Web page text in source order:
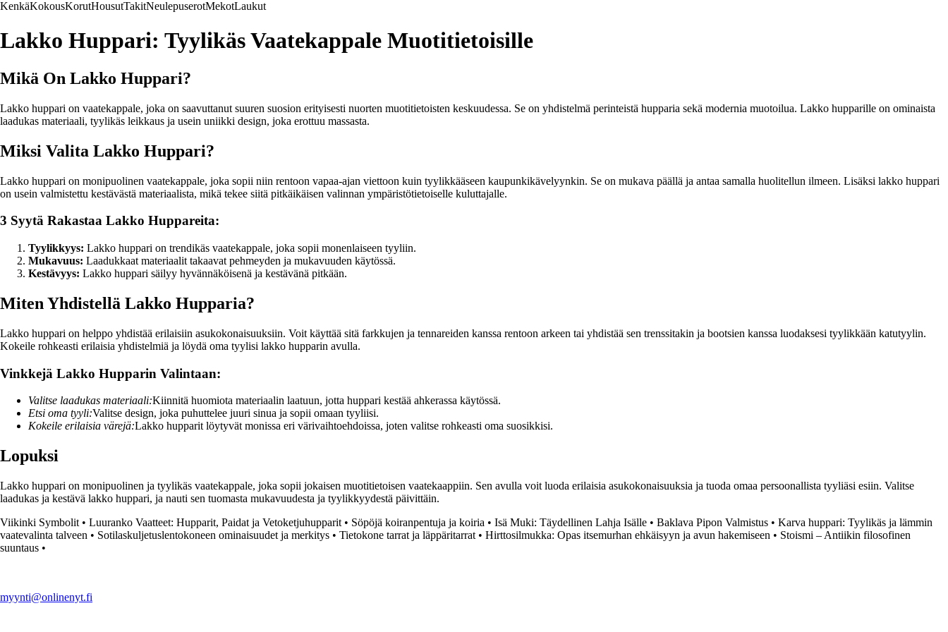
KenkäKokousKorutHousutTakitNeulepuserotMekotLaukut
Lakko Huppari: Tyylikäs Vaatekappale Muotitietoisille
Mikä On Lakko Huppari?
Lakko huppari on vaatekappale, joka on saavuttanut suuren suosion erityisesti nuorten muotitietoisten keskuudessa. Se on yhdistelmä perinteistä hupparia sekä modernia muotoilua. Lakko hupparille on ominaista
laadukas materiaali, tyylikäs leikkaus ja usein uniikki design, joka erottuu massasta.
Miksi Valita Lakko Huppari?
Lakko huppari on monipuolinen vaatekappale, joka sopii niin rentoon vapaa-ajan viettoon kuin tyylikkääseen kaupunkikävelyynkin. Se on mukava päällä ja antaa samalla huolitellun ilmeen. Lisäksi lakko huppari
on usein valmistettu kestävästä materiaalista, mikä tekee siitä pitkäikäisen valinnan ympäristötietoiselle kuluttajalle.
3 Syytä Rakastaa Lakko Huppareita:
Tyylikkyys: Lakko huppari on trendikäs vaatekappale, joka sopii monenlaiseen tyyliin.
Mukavuus: Laadukkaat materiaalit takaavat pehmeyden ja mukavuuden käytössä.
Kestävyys: Lakko huppari säilyy hyvännäköisenä ja kestävänä pitkään.
Miten Yhdistellä Lakko Hupparia?
Lakko huppari on helppo yhdistää erilaisiin asukokonaisuuksiin. Voit käyttää sitä farkkujen ja tennareiden kanssa rentoon arkeen tai yhdistää sen trenssitakin ja bootsien kanssa luodaksesi tyylikkään katutyylin.
Kokeile rohkeasti erilaisia yhdistelmiä ja löydä oma tyylisi lakko hupparin avulla.
Vinkkejä Lakko Hupparin Valintaan:
Valitse laadukas materiaali:Kiinnitä huomiota materiaalin laatuun, jotta huppari kestää ahkerassa käytössä.
Etsi oma tyyli:Valitse design, joka puhuttelee juuri sinua ja sopii omaan tyyliisi.
Kokeile erilaisia värejä:Lakko hupparit löytyvät monissa eri värivaihtoehdoissa, joten valitse rohkeasti oma suosikkisi.
Lopuksi
Lakko huppari on monipuolinen ja tyylikäs vaatekappale, joka sopii jokaisen muotitietoisen vaatekaappiin. Sen avulla voit luoda erilaisia asukokonaisuuksia ja tuoda omaa persoonallista tyyliäsi esiin. Valitse
laadukas ja kestävä lakko huppari, ja nauti sen tuomasta mukavuudesta ja tyylikkyydestä päivittäin.
Viikinki Symbolit • Luuranko Vaatteet: Hupparit, Paidat ja Vetoketjuhupparit • Söpöjä koiranpentuja ja koiria • Isä Muki: Täydellinen Lahja Isälle • Baklava Pipon Valmistus • Karva huppari: Tyylikäs ja lämmin
vaatevalinta talveen • Sotilaskuljetuslentokoneen ominaisuudet ja merkitys • Tietokone tarrat ja läppäritarrat • Hirttosilmukka: Opas itsemurhan ehkäisyyn ja avun hakemiseen • Stoismi – Antiikin filosofinen
suuntaus •
myynti@onlinenyt.fi